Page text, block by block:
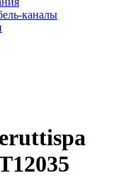
каналы